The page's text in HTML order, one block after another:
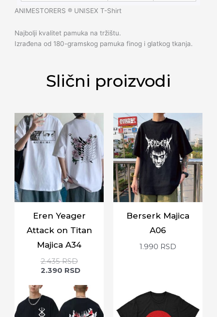
ANIMESTORERS ®️ UNISEX T-Shirt
Najbolji kvalitet pamuka na tržištu.
Izrađena od 180-gramskog pamuka finog i glatkog tkanja.
Slični proizvodi
Eren Yeager
Attack on Titan
Majica A34
2.435RSD
2.390 RSD
Berserk Majica
A06
1.990 RSD